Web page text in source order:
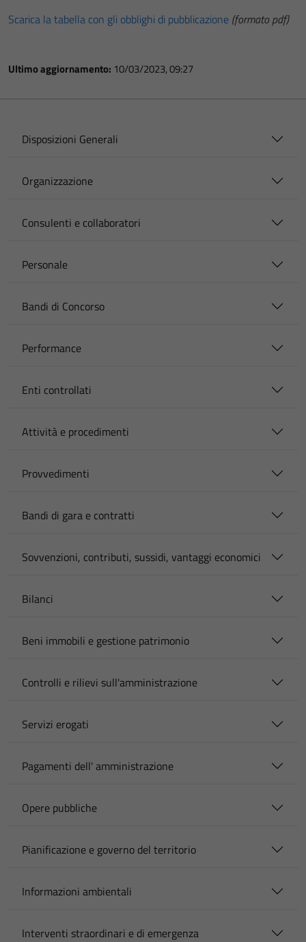
Scarica la tabella con gli obblighi di pubblicazione (formato pdf)
Ultimo aggiornamento: 10/03/2023, 09:27
Disposizioni Generali
Organizzazione
Consulenti e collaboratori
Personale
Bandi di Concorso
Performance
Enti controllati
Attività e procedimenti
Provvedimenti
Bandi di gara e contratti
Sovvenzioni, contributi, sussidi, vantaggi economici
Bilanci
Beni immobili e gestione patrimonio
Controlli e rilievi sull'amministrazione
Servizi erogati
Pagamenti dell' amministrazione
Opere pubbliche
Pianificazione e governo del territorio
Informazioni ambientali
Interventi straordinari e di emergenza